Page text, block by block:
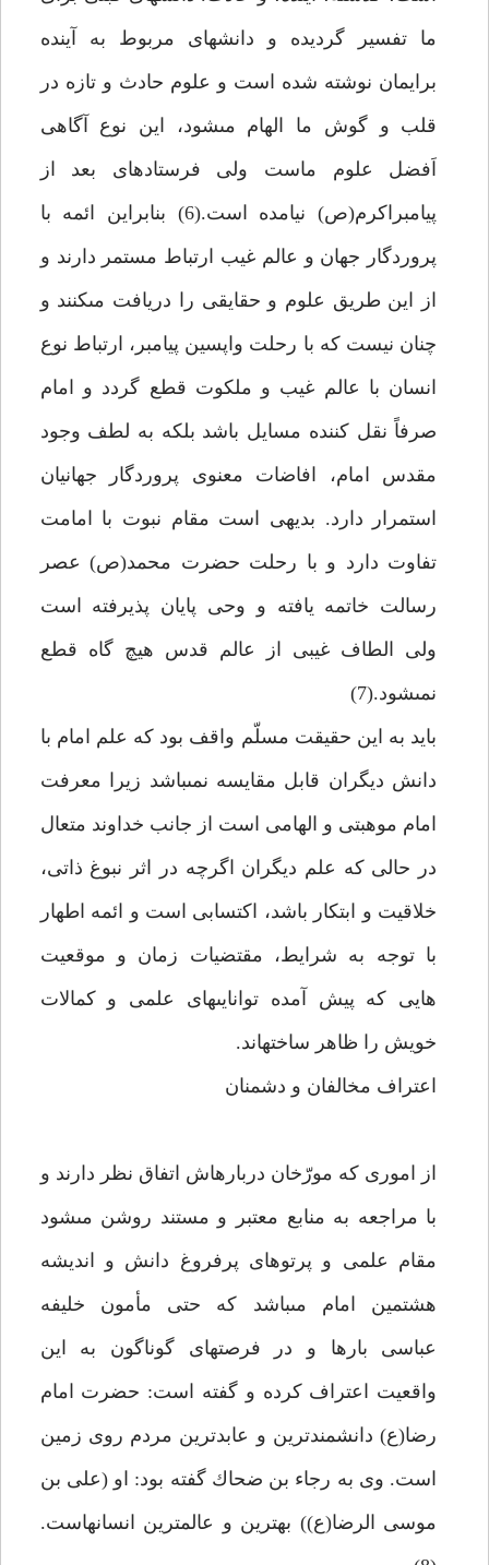
ما تفسير گرديده و دانش‏هاى مربوط به آينده
برايمان نوشته شده است و علوم حادث و تازه در
قلب و گوش ما الهام مى‏شود، اين نوع آگاهى
اَفضل علوم ماست ولى فرستاده‏اى بعد از
پيامبراكرم(ص) نيامده است.(6) بنابراين ائمه با
پروردگار جهان و عالم غيب ارتباط مستمر دارند و
از اين طريق علوم و حقايقى را دريافت مى‏كنند و
چنان نيست كه با رحلت واپسين پيامبر، ارتباط نوع
انسان با عالم غيب و ملكوت قطع گردد و امام
صرفاً نقل كننده مسايل باشد بلكه به لطف وجود
مقدس امام، افاضات معنوى پروردگار جهانيان
استمرار دارد. بديهى است مقام نبوت با امامت
تفاوت دارد و با رحلت حضرت محمد(ص) عصر
رسالت خاتمه يافته و وحى پايان پذيرفته است
ولى الطاف غيبى از عالم قدس هيچ گاه قطع
نمى‏شود.(7)
بايد به اين حقيقت مسلّم واقف بود كه علم امام با
دانش ديگران قابل مقايسه نمى‏باشد زيرا معرفت
امام موهبتى و الهامى است از جانب خداوند متعال
در حالى كه علم ديگران اگرچه در اثر نبوغ ذاتى،
خلاقيت و ابتكار باشد، اكتسابى است و ائمه اطهار
با توجه به شرايط، مقتضيات زمان و موقعيت
هايى كه پيش آمده توانايى‏هاى علمى و كمالات
خويش را ظاهر ساخته‏اند.
اعتراف مخالفان و دشمنان‏
از امورى كه مورّخان درباره‏اش اتفاق نظر دارند و
با مراجعه به منابع معتبر و مستند روشن مى‏شود
مقام علمى و پرتوهاى پرفروغ دانش و انديشه
هشتمين امام مى‏باشد كه حتى مأمون خليفه
عباسى بارها و در فرصت‏هاى گوناگون به اين
واقعيت اعتراف كرده و گفته است: حضرت امام
رضا(ع) دانشمندترين و عابدترين مردم روى زمين
است. وى به رجاء بن ضحاك گفته بود: او (على بن
موسى الرضا(ع)) بهترين و عالم‏ترين انسان‏هاست.